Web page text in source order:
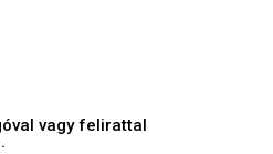
vagy felirattal